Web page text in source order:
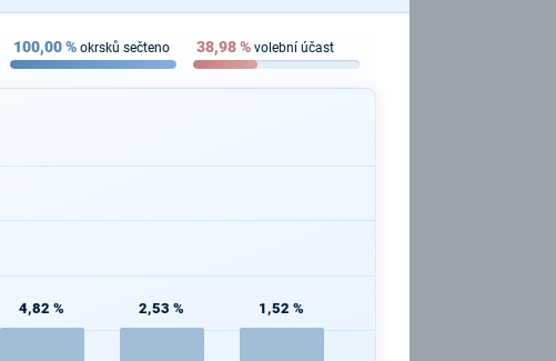
100,00% okrsků sečteno 38,98% volební účast
4,82 % 2,53 % 1,52 %